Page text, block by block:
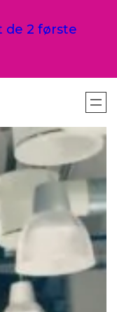
de 2 første